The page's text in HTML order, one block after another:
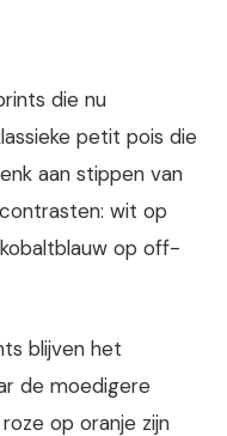
die nu
petit pois die
aan stippen van
wit op
op off-
blijven het
de moedigere
op oranje zijn